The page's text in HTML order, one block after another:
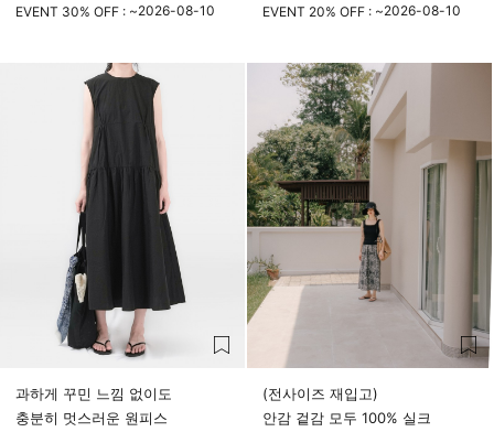
EVENT 30% OFF : ~2026-08-10
EVENT 20% OFF : ~2026-08-10
과하게 꾸민 느낌 없이도
충분히 멋스러운 원피스
(전사이즈 재입고)
안감 겉감 모두 100% 실크